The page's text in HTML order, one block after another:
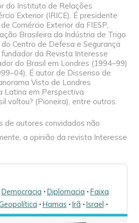
do Instituto de Relações
Exterior (IRICE). É presidente
Comércio Exterior da FIESP,
Brasileira da Indústria de Trigo
Centro de Defesa e Segurança
fundador da Revista Interesse
do Brasil em Londres (1994–99)
É autor de Dissenso de
Visto de Londres
Latina em Perspectiva
voltou? (Pioneira), entre outros.
de autores convidados não
a opinião da revista Interesse
Democracia 🞌 Diplomacia 🞌 Faixa
🞌 Hamas 🞌 Irã 🞌 Israel 🞌